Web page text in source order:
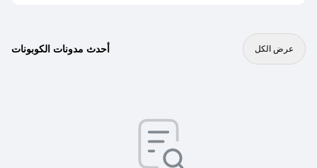
أحدث مدونات الكوبونات عرض الكل